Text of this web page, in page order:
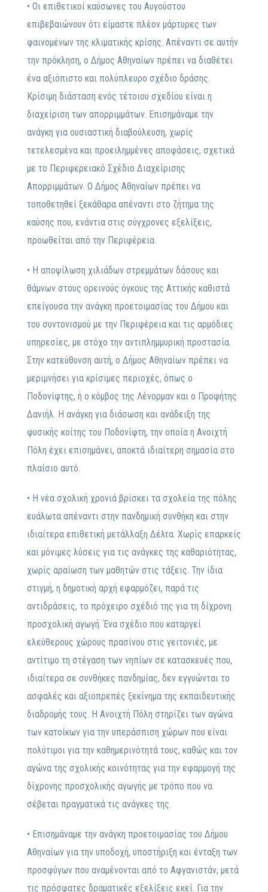
• Οι επιθετικοί καύσωνες του Αυγούστου
επιβεβαιώνουν ότι είμαστε πλέον μάρτυρες των
φαινομένων της κλιματικής κρίσης. Απέναντι σε αυτήν
την πρόκληση, ο Δήμος Αθηναίων πρέπει να διαθέτει
ένα αξιόπιστο και πολύπλευρο σχέδιο δράσης.
Κρίσιμη διάσταση ενός τέτοιου σχεδίου είναι η
διαχείριση των απορριμμάτων. Επισημάναμε την
ανάγκη για ουσιαστική διαβούλευση, χωρίς
τετελεσμένα και προειλημμένες αποφάσεις, σχετικά
με το Περιφερειακό Σχέδιο Διαχείρισης
Απορριμμάτων. Ο Δήμος Αθηναίων πρέπει να
τοποθετηθεί ξεκάθαρα απέναντι στο ζήτημα της
καύσης που, ενάντια στις σύγχρονες εξελίξεις,
προωθείται από την Περιφέρεια.
• Η αποψίλωση χιλιάδων στρεμμάτων δάσους και
θάμνων στους ορεινούς όγκους της Αττικής καθιστά
επείγουσα την ανάγκη προετοιμασίας του Δήμου και
του συντονισμού με την Περιφέρεια και τις αρμόδιες
υπηρεσίες, με στόχο την αντιπλημμυρική προστασία.
Στην κατεύθυνση αυτή, ο Δήμος Αθηναίων πρέπει να
μεριμνήσει για κρίσιμες περιοχές, όπως ο
Ποδονίφτης, ή ο κόμβος της Λένορμαν και ο Προφήτης
Δανιήλ. Η ανάγκη για διάσωση και ανάδειξη της
φυσικής κοίτης του Ποδονίφτη, την οποία η Ανοιχτή
Πόλη έχει επισημάνει, αποκτά ιδιαίτερη σημασία στο
πλαίσιο αυτό.
• Η νέα σχολική χρονιά βρίσκει τα σχολεία της πόλης
ευάλωτα απέναντι στην πανδημική συνθήκη και στην
ιδιαίτερα επιθετική μετάλλαξη Δέλτα. Χωρίς επαρκείς
και μόνιμες λύσεις για τις ανάγκες της καθαριότητας,
χωρίς αραίωση των μαθητών στις τάξεις. Την ίδια
στιγμή, η δημοτική αρχή εφαρμόζει, παρά τις
αντιδράσεις, το πρόχειρο σχέδιό της για τη δίχρονη
προσχολική αγωγή. Ένα σχέδιο που καταργεί
ελεύθερους χώρους πρασίνου στις γειτονιές, με
αντίτιμο τη στέγαση των νηπίων σε κατασκευές που,
ιδιαίτερα σε συνθήκες πανδημίας, δεν εγγυώνται το
ασφαλές και αξιοπρεπές ξεκίνημα της εκπαιδευτικής
διαδρομής τους. Η Ανοιχτή Πόλη στηρίζει των αγώνα
των κατοίκων για την υπεράσπιση χώρων που είναι
πολύτιμοι για την καθημερινότητά τους, καθώς και τον
αγώνα της σχολικής κοινότητας για την εφαρμογή της
δίχρονης προσχολικής αγωγής με τρόπο που να
σέβεται πραγματικά τις ανάγκες της.
• Επισημάναμε την ανάγκη προετοιμασίας του Δήμου
Αθηναίων για την υποδοχή, υποστήριξη και ένταξη των
προσφύγων που αναμένονται από το Αφγανιστάν, μετά
τις πρόσφατες δραματικές εξελίξεις εκεί. Για την